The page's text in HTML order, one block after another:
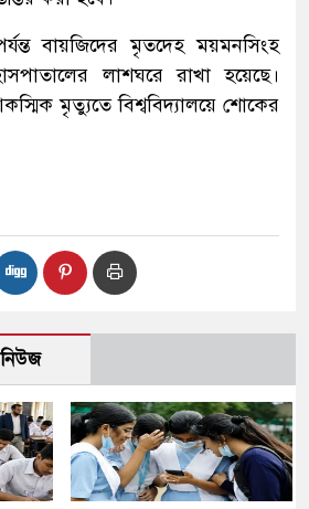
বায়জিদের মৃতদেহ ময়মনসিংহ
লাশঘরে রাখা হয়েছে।
মৃত্যুতে বিশ্ববিদ্যালয়ে শোকের